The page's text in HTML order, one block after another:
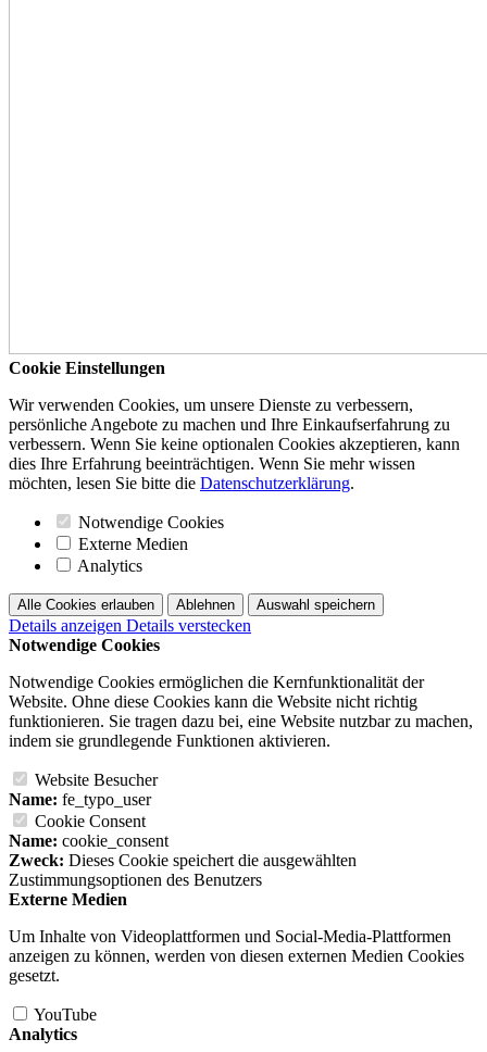
Cookie Einstellungen
Wir verwenden Cookies, um unsere Dienste zu verbessern,
persönliche Angebote zu machen und Ihre Einkaufserfahrung zu
verbessern. Wenn Sie keine optionalen Cookies akzeptieren, kann
dies Ihre Erfahrung beeinträchtigen. Wenn Sie mehr wissen
möchten, lesen Sie bitte die Datenschutzerklärung.
Notwendige Cookies
Externe Medien
Analytics
Alle Cookies erlauben Ablehnen Auswahl speichern
Details anzeigen Details verstecken
Notwendige Cookies
Notwendige Cookies ermöglichen die Kernfunktionalität der
Website. Ohne diese Cookies kann die Website nicht richtig
funktionieren. Sie tragen dazu bei, eine Website nutzbar zu machen,
indem sie grundlegende Funktionen aktivieren.
Website Besucher
Name: fe_typo_user
Cookie Consent
Name: cookie_consent
Zweck: Dieses Cookie speichert die ausgewählten
Zustimmungsoptionen des Benutzers
Externe Medien
Um Inhalte von Videoplattformen und Social-Media-Plattformen
anzeigen zu können, werden von diesen externen Medien Cookies
gesetzt.
YouTube
Analytics